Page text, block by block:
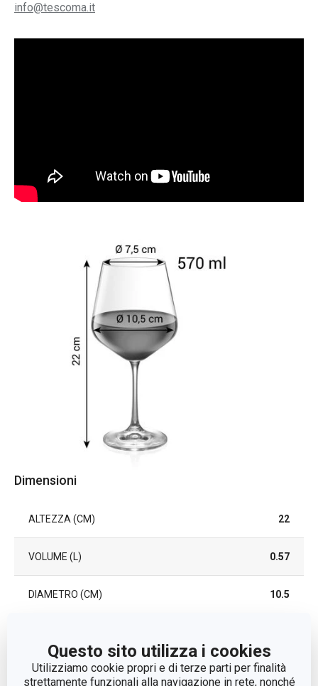
Questo sito utilizza i cookies
Utilizziamo cookie propri e di terze parti per finalità
strettamente funzionali alla navigazione in rete, nonché
info@tescoma.it
Dimensioni
ALTEZZA (CM) 22
VOLUME (L) 0.57
DIAMETRO (CM) 10.5
Altri parametri